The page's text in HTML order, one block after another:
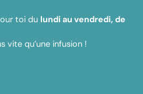
toi du lundi au vendredi, de
vite qu’une infusion !